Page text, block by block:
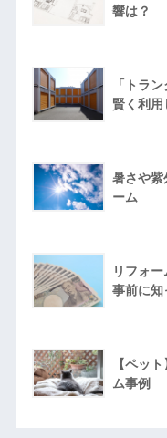
響は？
「トラ
賢く利用
暑さや紫
ーム
リフォ
事前に知
【ペッ
ム事例